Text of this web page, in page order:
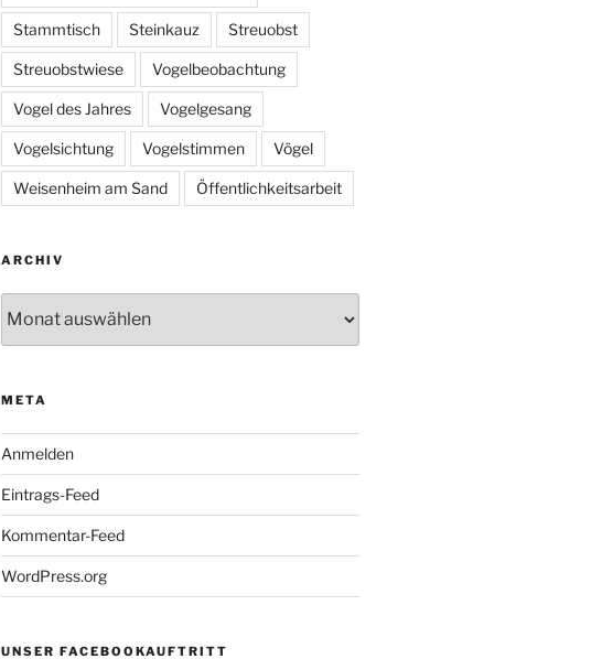
Stammtisch Steinkauz Streuobst
Streuobstwiese Vogelbeobachtung
Vogel des Jahres Vogelgesang
Vogelsichtung Vogelstimmen Vögel
Weisenheim am Sand Öffentlichkeitsarbeit
ARCHIV
META
Anmelden
Eintrags-Feed
Kommentar-Feed
WordPress.org
UNSER FACEBOOKAUFTRITT